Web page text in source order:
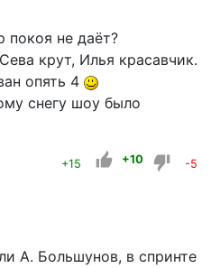
покоя не даёт?
крут, Илья красавчик.
опять 4
снегу шоу было
+15 +10 -5
А. Большунов, в спринте